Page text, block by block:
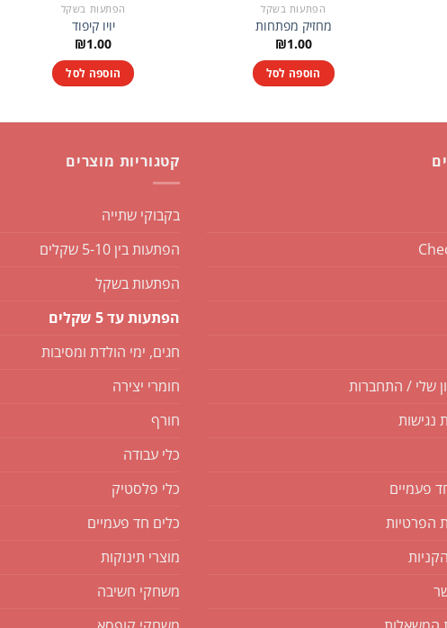
הפתעות בשקל
מחזיק מפתחות
₪1.00
הוספה לסל
הפתעות בשקל
יויו קיפוד
₪1.00
הוספה לסל
שלי / התחברות
נגישות
פעמיים
הפרטיות
קטגוריות מוצרים
בקבוקי שתייה
הפתעות בין 5-10 שקלים
הפתעות בשקל
הפתעות עד 5 שקלים
חגים, ימי הולדת ומסיבות
חומרי יצירה
חורף
כלי עבודה
כלי פלסטיק
כלים חד פעמיים
מוצרי תינוקות
משחקי חשיבה